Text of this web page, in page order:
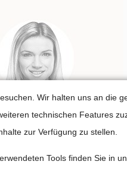
für die externe
– spätestens seit
Wir halten uns an die
technischen Features
zur Verfügung zu stellen.
Tools finden Sie in